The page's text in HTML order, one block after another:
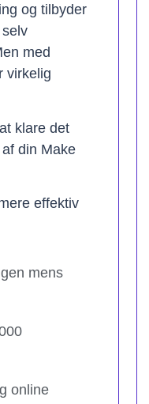
og tilbyder
med
virkelig
klare det
din Make
effektiv
mens
online